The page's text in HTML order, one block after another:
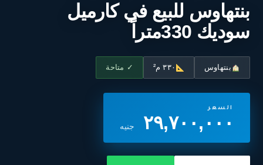
بنتهاوس للبيع في كارميل
سوديك 330متراً
بنتهاوس ٣٣٠ م² ✓ متاحة
السعر
٢٩,٧٠٠,٠٠٠ جنيه